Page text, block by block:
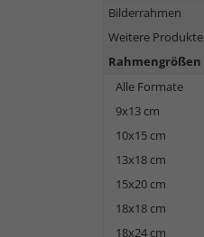
Bilderrahmen
Weitere Produkte
Rahmengrößen
Alle Formate
9x13 cm
10x15 cm
13x18 cm
15x20 cm
18x18 cm
18x24 cm